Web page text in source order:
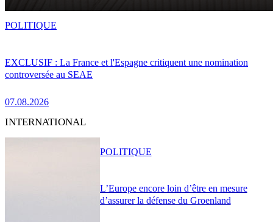
EXCLUSIF : La France et l'Espagne critiquent une nomination
controversée au SEAE
07.08.2026
POLITIQUE
INTERNATIONAL
L’Europe encore loin d’être en mesure
d’assurer la défense du Groenland
POLITIQUE